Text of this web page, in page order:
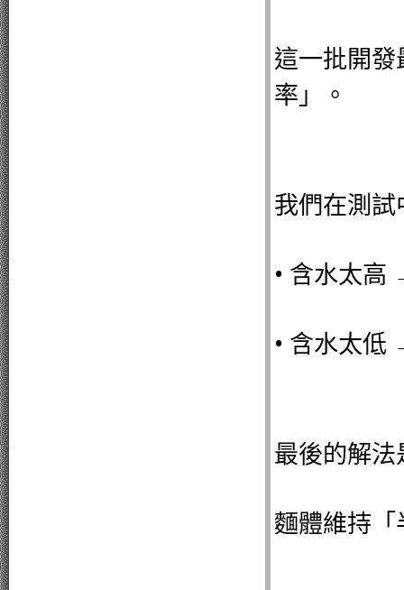
這一批開
率」。
我們在測
• 含水太高
• 含水太低
最後的解法
麵體維持